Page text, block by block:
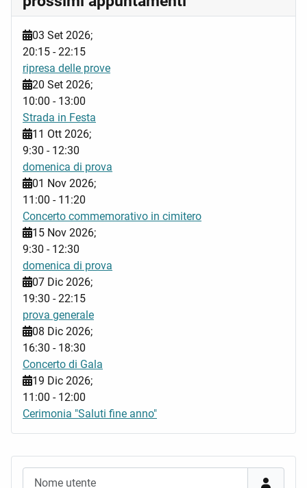
03 Set 2026;
20:15 -22:15
ripresa delle prove
20 Set 2026;
10:00 - 13:00
Strada in Festa
11 Ott 2026;
9:30 - 12:30
domenica di prova
01 Nov 2026;
11:00 - 11:20
Concerto commemorativo in cimitero
15 Nov 2026;
9:30 - 12:30
domenica di prova
07 Dic 2026;
19:30 -22:15
prova generale
08 Dic 2026;
16:30 - 18:30
Concerto di Gala
19 Dic 2026;
11:00 - 12:00
Cerimonia "Saluti fine anno"